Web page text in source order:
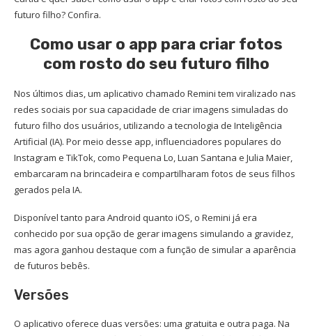
futuro filho? Confira.
Como usar o app para criar fotos
com rosto do seu futuro filho
Nos últimos dias, um aplicativo chamado Remini tem viralizado nas
redes sociais por sua capacidade de criar imagens simuladas do
futuro filho dos usuários, utilizando a tecnologia de Inteligência
Artificial (IA). Por meio desse app, influenciadores populares do
Instagram e TikTok, como Pequena Lo, Luan Santana e Julia Maier,
embarcaram na brincadeira e compartilharam fotos de seus filhos
gerados pela IA.
Disponível tanto para Android quanto iOS, o Remini já era
conhecido por sua opção de gerar imagens simulando a gravidez,
mas agora ganhou destaque com a função de simular a aparência
de futuros bebês.
Versões
O aplicativo oferece duas versões: uma gratuita e outra paga. Na